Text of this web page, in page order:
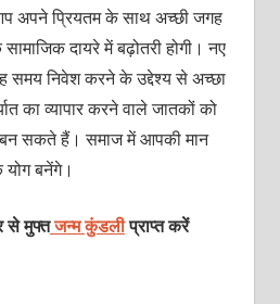
अपने प्रियतम के साथ अच्छी जगह
दायरे में बढ़ोतरी होगी। नए
समय निवेश करने के उद्देश्य से अच्छा
का व्यापार करने वाले जातकों को
सकते हैं। समाज में आपकी मान
योग बनेंगे।
से मुफ्तजन्म कुंडलीप्राप्त करें